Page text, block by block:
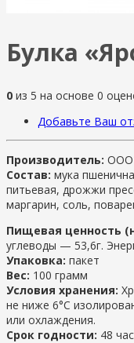
Булка
0 из 5 на основе 0
Добавьте Ваш
Производитель: ООО
Состав: мука
питьевая, дрожжи
маргарин, соль,
Пищевая ценность
углеводы — 53,6г.
Упаковка: пакет
Вес: 100 грамм
Условия хранения:
не ниже 6°С
или охлаждения.
Срок годности: 48